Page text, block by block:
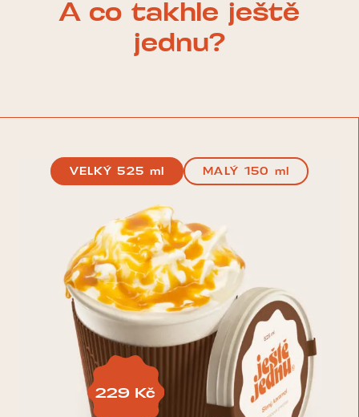
A co takhle ještě
jednu?
229 Kč
VELKÝ 525 ml MALÝ 150 ml